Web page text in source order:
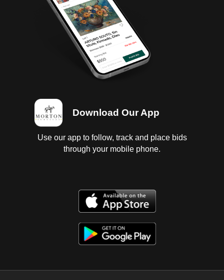
Download Our App
Use our app to follow, track and place bids
through your mobile phone.